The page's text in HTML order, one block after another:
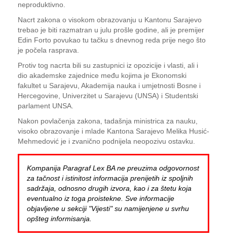
neproduktivno.
Nacrt zakona o visokom obrazovanju u Kantonu Sarajevo
trebao je biti razmatran u julu prošle godine, ali je premijer
Edin Forto povukao tu tačku s dnevnog reda prije nego što
je počela rasprava.
Protiv tog nacrta bili su zastupnici iz opozicije i vlasti, ali i
dio akademske zajednice među kojima je Ekonomski
fakultet u Sarajevu, Akademija nauka i umjetnosti Bosne i
Hercegovine, Univerzitet u Sarajevu (UNSA) i Studentski
parlament UNSA.
Nakon povlačenja zakona, tadašnja ministrica za nauku,
visoko obrazovanje i mlade Kantona Sarajevo Melika Husić-
Mehmedović je i zvanično podnijela neopozivu ostavku.
Kompanija Paragraf Lex BA ne preuzima odgovornost
za tačnost i istinitost informacija prenijetih iz spoljnih
sadržaja, odnosno drugih izvora, kao i za štetu koja
eventualno iz toga proistekne. Sve informacije
objavljene u sekciji "Vijesti" su namijenjene u svrhu
opšteg informisanja.